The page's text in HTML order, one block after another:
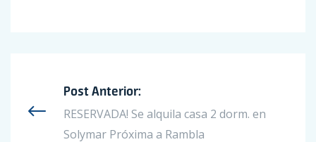
Post Anterior:
RESERVADA! Se alquila casa 2 dorm. en
Solymar Próxima a Rambla